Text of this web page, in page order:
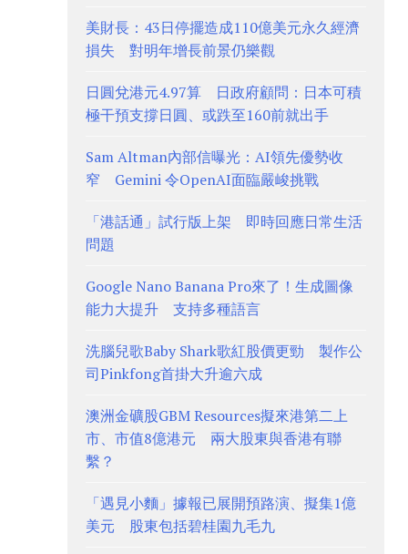
美財長：43日停擺造成110億美元永久經濟
損失 對明年增長前景仍樂觀
日圓兌港元4.97算 日政府顧問：日本可積
極干預支撐日圓、或跌至160前就出手
Sam Altman內部信曝光：AI領先優勢收
窄 Gemini 令OpenAI面臨嚴峻挑戰
「港話通」試行版上架 即時回應日常生活
問題
Google Nano Banana Pro來了！生成圖像
能力大提升 支持多種語言
洗腦兒歌Baby Shark歌紅股價更勁 製作公
司Pinkfong首掛大升逾六成
澳洲金礦股GBM Resources擬來港第二上
市、市值8億港元 兩大股東與香港有聯
繫？
「遇見小麵」據報已展開預路演、擬集1億
美元 股東包括碧桂園九毛九